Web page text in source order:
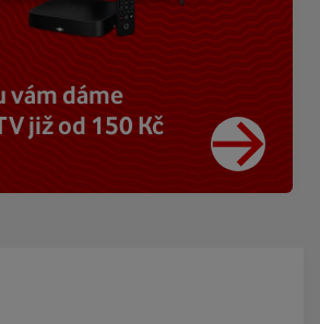
vám dáme
již od 150 Kč